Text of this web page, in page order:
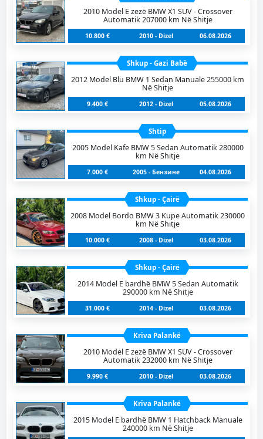
2010 Model E zezë BMW X1 SUV - Crossover
Automatik 207000 km Në Shitje
10.800 € 2010 - Dizel 06.08.2026
Shkup - Gazi Babë
2012 Model Blu BMW 1 Sedan Manuale 255000 km
Në Shitje
9.400 € 2012 - Dizel 05.08.2026
Shtip
2005 Model Kafe BMW 5 Sedan Automatik 280000
km Në Shitje
7.000 € 2005 - Бензинe 04.08.2026
Shkup - Çairë
2008 Model Bordo BMW 3 Kupe Automatik 230000
km Në Shitje
10.000 € 2008 - Dizel 03.08.2026
Shkup - Çairë
2014 Model E bardhë BMW 5 Sedan Automatik
290000 km Në Shitje
31.000 € 2014 - Dizel 03.08.2026
Kriva Palankë
2010 Model E zezë BMW X1 SUV - Crossover
Automatik 232000 km Në Shitje
9.990 € 2010 - Dizel 03.08.2026
Kriva Palankë
2015 Model E bardhë BMW 1 Hatchback Manuale
240000 km Në Shitje